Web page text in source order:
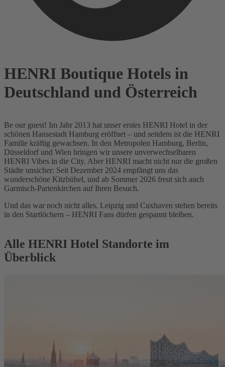
HENRI Boutique Hotels in
Deutschland und Österreich
Be our guest! Im Jahr 2013 hat unser erstes HENRI Hotel in der
schönen Hansestadt Hamburg eröffnet – und seitdem ist die HENRI
Familie kräftig gewachsen. In den Metropolen Hamburg, Berlin,
Düsseldorf und Wien bringen wir unsere unverwechselbaren
HENRI Vibes in die City. Aber HENRI macht nicht nur die großen
Städte unsicher: Seit Dezember 2024 empfängt uns das
wunderschöne Kitzbühel, und ab Sommer 2026 freut sich auch
Garmisch-Partenkirchen auf Ihren Besuch.
Und das war noch nicht alles. Leipzig und Cuxhaven stehen bereits
in den Startlöchern – HENRI Fans dürfen gespannt bleiben.
Alle HENRI Hotel Standorte im
Überblick